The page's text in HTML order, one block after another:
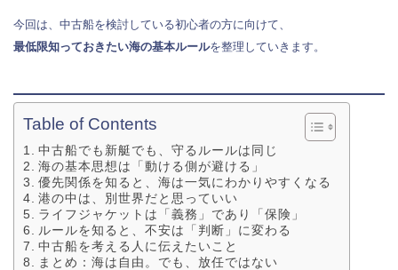
今回は、中古船を検討している初心者の方に向けて、
最低限知っておきたい海の基本ルールを整理していきます。
Table of Contents
中古船でも新艇でも、守るルールは同じ
海の基本思想は「動ける側が避ける」
優先関係を知ると、海は一気にわかりやすくなる
港の中は、別世界だと思っていい
ライフジャケットは「義務」であり「保険」
ルールを知ると、不安は「判断」に変わる
中古船を考える人に伝えたいこと
まとめ：海は自由。でも、放任ではない